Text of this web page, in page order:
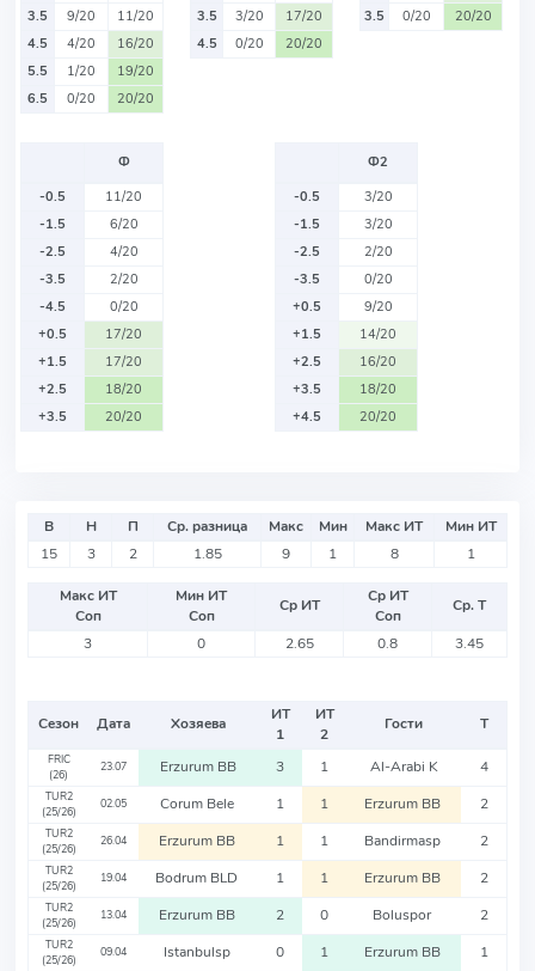
3.5
9/20
11/20
4.5
4/20
16/20
5.5
1/20
19/20
6.5
0/20 20/20
3.5
3/20
17/20
4.5
0/20 20/20
3.5
0/20 20/20
Ф
-0.5
11/20
-1.5
6/20
-2.5
4/20
-3.5
2/20
-4.5
0/20
+0.5
17/20
+1.5
17/20
+2.5
18/20
+3.5
20/20
Ф2
-0.5
3/20
-1.5
3/20
-2.5
2/20
-3.5
0/20
+0.5
9/20
+1.5
14/20
+2.5
16/20
+3.5
18/20
+4.5
20/20
В Н П Ср. разница Макс Мин Макс ИТ
Мин ИТ
15
3 2 1.85 9 1 8 1
Макс ИТ
Соп
Мин ИТ
Соп
Ср ИТ
Ср ИТ
Соп
Ср. Т
3
0 2.65 0.8 3.45
Сезон Дата Хозяева
ИТ
1
ИТ
2
Гости Т
FRIC
(26)
23.07 Erzurum BB 3 1 Al-Arabi K 4
TUR2
(25/26)
02.05 Corum Bele 1 1 Erzurum BB 2
TUR2
(25/26)
26.04 Erzurum BB 1 1 Bandirmasp 2
TUR2
(25/26)
19.04 Bodrum BLD 1 1 Erzurum BB 2
TUR2
(25/26)
13.04 Erzurum BB 2 0 Boluspor 2
TUR2
(25/26)
09.04 Istanbulsp 0 1 Erzurum BB 1